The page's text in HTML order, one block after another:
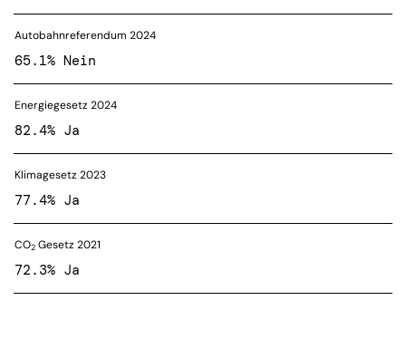
Autobahnreferendum 2024
65.1% Nein
Energiegesetz 2024
82.4% Ja
Klimagesetz 2023
77.4% Ja
CO2 Gesetz 2021
72.3% Ja